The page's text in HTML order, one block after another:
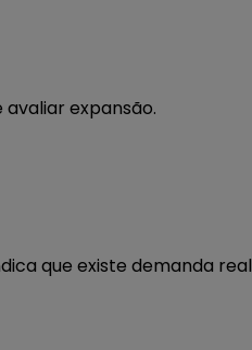
expansão.
que existe demanda real